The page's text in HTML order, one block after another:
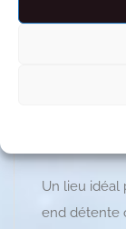
parfait pour
À l’étage,
attend avec
Un lieu idéal
end détente